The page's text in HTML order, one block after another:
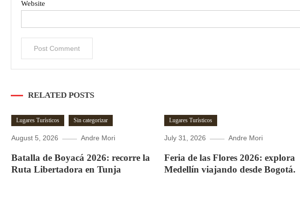
Website
RELATED POSTS
Lugares Turísticos Sin categorizar
August 5, 2026 Andre Mori
Batalla de Boyacá 2026: recorre la
Ruta Libertadora en Tunja
Lugares Turísticos
July 31, 2026 Andre Mori
Feria de las Flores 2026: explora
Medellín viajando desde Bogotá.